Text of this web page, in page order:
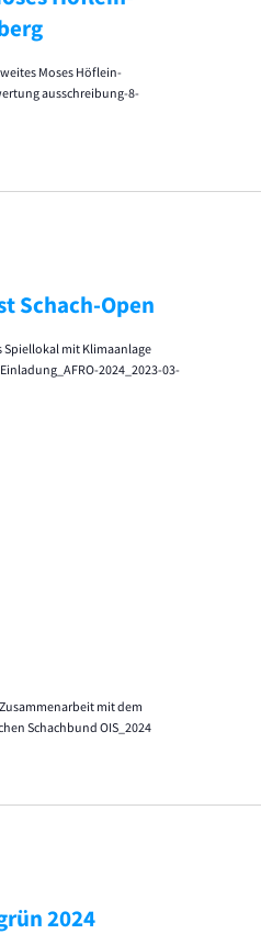
Moses Höflein-
ausschreibung-8-
Schach-Open
Spiellokal mit Klimaanlage
2024_2023-03-
mit dem
Schachbund OIS_2024
2024